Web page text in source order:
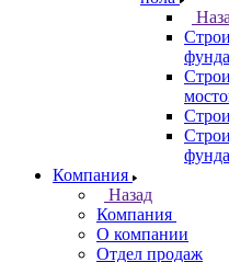
Компания
Назад
Компания
О компании
Отдел продаж